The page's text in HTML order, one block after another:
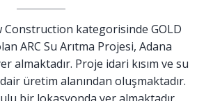
Construction kategorisinde GOLD
ARC Su Arıtma Projesi, Adana
almaktadır. Proje idari kısım ve su
üretim alanından oluşmaktadır.